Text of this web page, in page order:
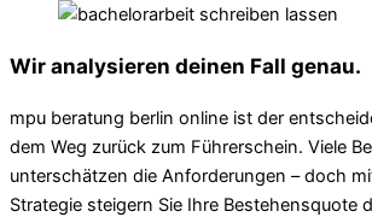
Wir analysieren deinen Fall genau.
mpu beratung berlin online ist der
dem Weg zurück zum Führerschein. Viele
unterschätzen die Anforderungen – doch
Strategie steigern Sie Ihre Bestehensquote